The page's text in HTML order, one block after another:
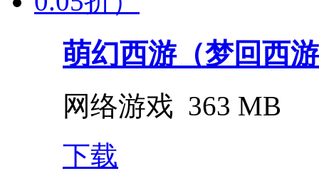
萌幻西游（梦回西
网络游戏 363 MB
下载